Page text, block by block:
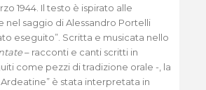
1944. Il testo è ispirato alle
nel saggio di Alessandro Portelli
eseguito”. Scritta e musicata nello
– racconti e canti scritti in
come pezzi di tradizione orale -, la
Ardeatine” è stata interpretata in